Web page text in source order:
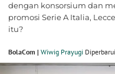
dengan konsorsium dan
promosi Serie A Italia,
itu?
BolaCom | Wiwig Prayugi